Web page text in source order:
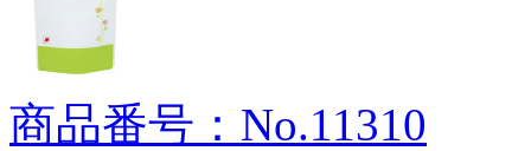
商品番号：No.11310